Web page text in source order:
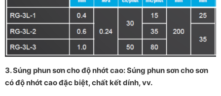
3. Súng phun sơn cho độ nhớt cao: Súng phun sơn cho sơn
có độ nhớt cao đặc biệt, chất kết dính, vv.